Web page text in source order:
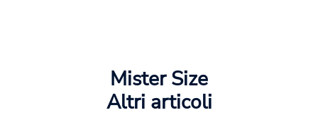
Mister Size
Altri articoli